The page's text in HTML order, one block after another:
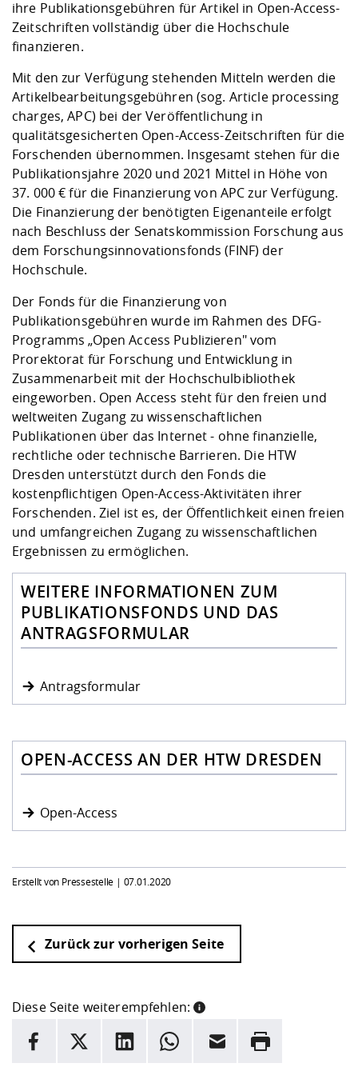
Vorbereitung
Checkliste zum
Studien- und
und Physik
Digitales Lernen
Fremdsprachen
Studieren in
Studentenwerk
Angebote der
Arbeit
Career Service
Weiterbilden im
Formulare und
Internationale
FIS -
Prototyping und
Gründung und
Kooperationen
Kontakt &
Klimaschutz &
Förderverein
Gremien und
Informatik/
Maschinenbau
Angebote für Unternehmen
Qualitätssicherung
ihre Publikationsgebühren für Artikel in Open-Access-
Zeitschriften vollständig über die Hochschule
finanzieren.
Mit den zur Verfügung stehenden Mitteln werden die
Artikelbearbeitungsgebühren (sog. Article processing
charges, APC) bei der Veröffentlichung in
qualitätsgesicherten Open-Access-Zeitschriften für die
Forschenden übernommen. Insgesamt stehen für die
Publikationsjahre 2020 und 2021 Mittel in Höhe von
37. 000 € für die Finanzierung von APC zur Verfügung.
Die Finanzierung der benötigten Eigenanteile erfolgt
nach Beschluss der Senatskommission Forschung aus
dem Forschungsinnovationsfonds (FINF) der
Hochschule.
Der Fonds für die Finanzierung von
Publikationsgebühren wurde im Rahmen des DFG-
Programms „Open Access Publizieren" vom
Prorektorat für Forschung und Entwicklung in
Zusammenarbeit mit der Hochschulbibliothek
eingeworben. Open Access steht für den freien und
weltweiten Zugang zu wissenschaftlichen
Publikationen über das Internet - ohne finanzielle,
rechtliche oder technische Barrieren. Die HTW
Dresden unterstützt durch den Fonds die
kostenpflichtigen Open-Access-Aktivitäten ihrer
Forschenden. Ziel ist es, der Öffentlichkeit einen freien
und umfangreichen Zugang zu wissenschaftlichen
Ergebnissen zu ermöglichen.
WEITERE INFORMATIONEN ZUM
PUBLIKATIONSFONDS UND DAS
ANTRAGSFORMULAR
Antragsformular
OPEN-ACCESS AN DER HTW DRESDEN
Open-Access
Erstellt von Pressestelle | 07.01.2020
Zurück zur vorherigen Seite
Diese Seite weiterempfehlen:
INFORMATION
Hier stehen weitere Informationen und ein Link zur
Facebook
X LinkedInWhatsappE-Mail Drucken